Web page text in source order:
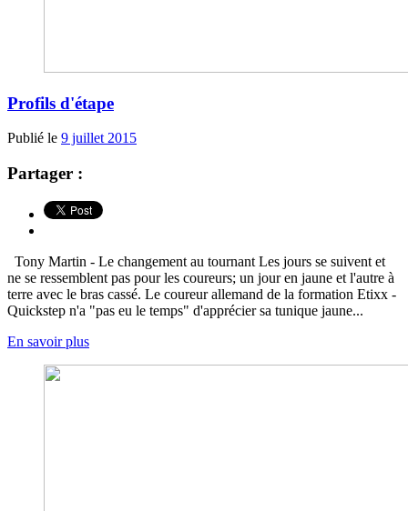
Profils d'étape
Publié le 9 juillet 2015
Partager :
Tony Martin - Le changement au tournant Les jours se suivent et
ne se ressemblent pas pour les coureurs; un jour en jaune et l'autre à
terre avec le bras cassé. Le coureur allemand de la formation Etixx -
Quickstep n'a "pas eu le temps" d'apprécier sa tunique jaune...
En savoir plus